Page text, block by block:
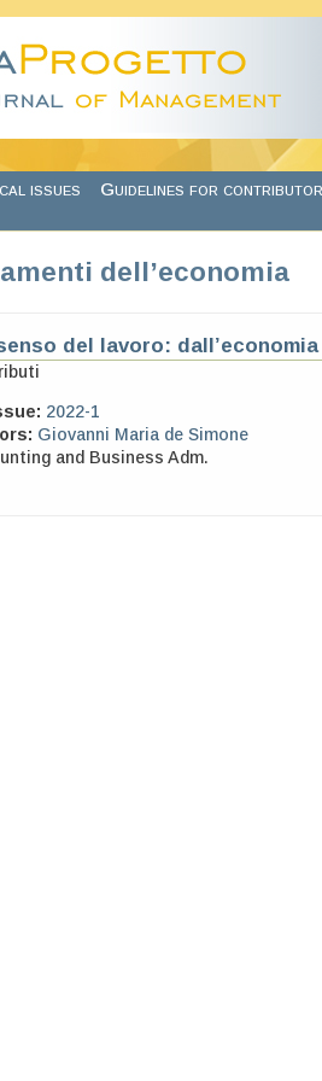
issues Guidelines for
dell’economia
del lavoro:
2022-1
Giovanni Maria de Simone
and Business Adm.